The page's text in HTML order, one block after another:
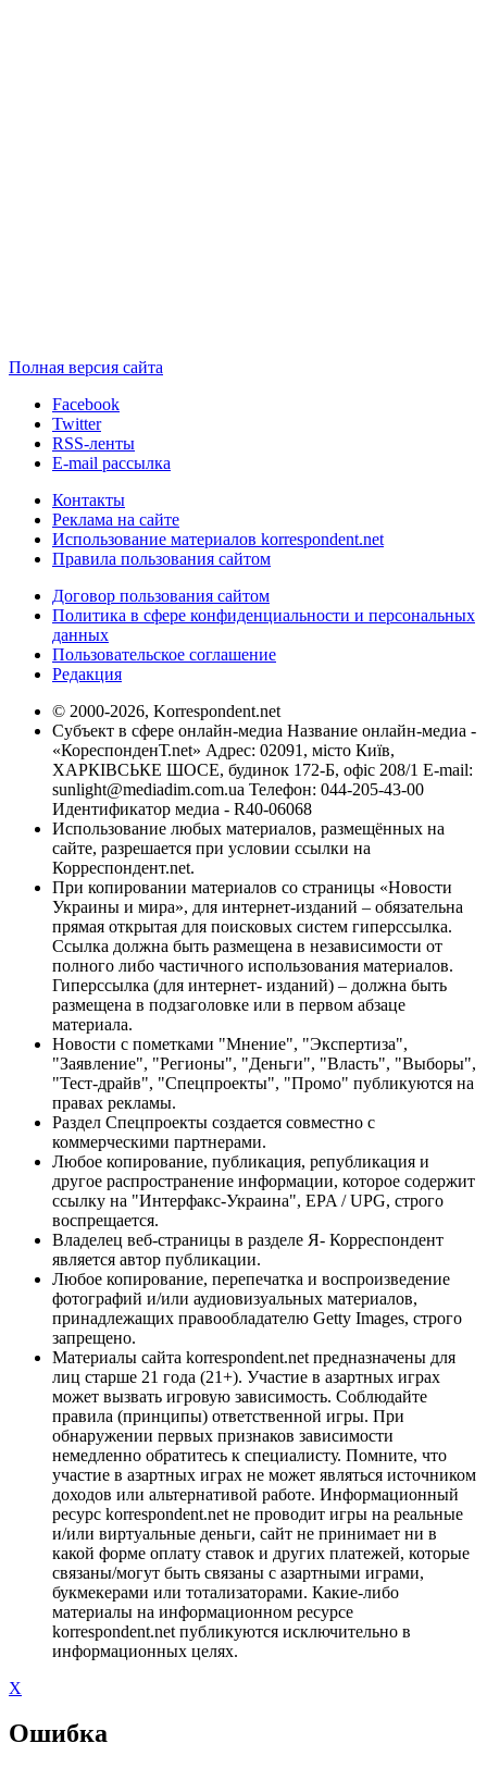
Полная версия сайта
Facebook
Twitter
RSS-ленты
E-mail рассылка
Контакты
Реклама на сайте
Использование материалов korrespondent.net
Правила пользования сайтом
Договор пользования сайтом
Политика в сфере конфиденциальности и персональных
данных
Пользовательское соглашение
Редакция
© 2000-2026, Korrespondent.net
Субъект в сфере онлайн-медиа Название онлайн-медиа -
«КореспонденТ.net» Адрес: 02091, місто Київ,
ХАРКІВСЬКЕ ШОСЕ, будинок 172-Б, офіс 208/1 E-mail:
sunlight@mediadim.com.ua Телефон: 044-205-43-00
Идентификатор медиа - R40-06068
Использование любых материалов, размещённых на
сайте, разрешается при условии ссылки на
Корреспондент.net.
При копировании материалов со страницы «Новости
Украины и мира», для интернет-изданий – обязательна
прямая открытая для поисковых систем гиперссылка.
Ссылка должна быть размещена в независимости от
полного либо частичного использования материалов.
Гиперссылка (для интернет- изданий) – должна быть
размещена в подзаголовке или в первом абзаце
материала.
Новости с пометками "Мнение", "Экспертиза",
"Заявление", "Регионы", "Деньги", "Власть", "Выборы",
"Тест-драйв", "Спецпроекты", "Промо" публикуются на
правах рекламы.
Раздел Спецпроекты создается совместно с
коммерческими партнерами.
Любое копирование, публикация, републикация и
другое распространение информации, которое содержит
ссылку на "Интерфакс-Украина", EPA / UPG, строго
воспрещается.
Владелец веб-страницы в разделе Я- Корреспондент
является автор публикации.
Любое копирование, перепечатка и воспроизведение
фотографий и/или аудиовизуальных материалов,
принадлежащих правообладателю Getty Images, строго
запрещено.
Материалы сайта korrespondent.net предназначены для
лиц старше 21 года (21+). Участие в азартных играх
может вызвать игровую зависимость. Соблюдайте
правила (принципы) ответственной игры. При
обнаружении первых признаков зависимости
немедленно обратитесь к специалисту. Помните, что
участие в азартных играх не может являться источником
доходов или альтернативой работе. Информационный
ресурс korrespondent.net не проводит игры на реальные
и/или виртуальные деньги, сайт не принимает ни в
какой форме оплату ставок и других платежей, которые
связаны/могут быть связаны с азартными играми,
букмекерами или тотализаторами. Какие-либо
материалы на информационном ресурсе
korrespondent.net публикуются исключительно в
информационных целях.
X
Ошибка